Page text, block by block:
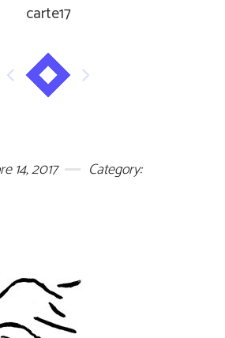
carte17
14, 2017 Category: